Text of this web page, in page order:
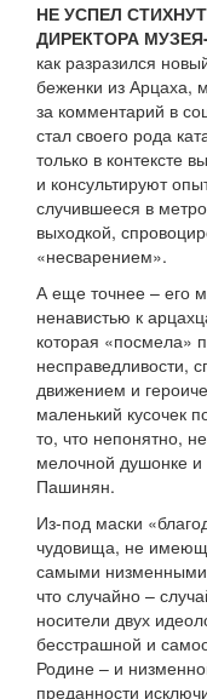
НЕ УСПЕЛ
ДИРЕКТОРА
как разразился
беженки из Арцаха,
за комментарий в
стал своего рода
только в контексте
и консультируют
случившееся в
выходкой,
«несварением».
А еще точнее – его
ненавистью к
которая «посмела»
несправедливости,
движением и
маленький кусочек
то, что непонятно,
мелочной душонке и
Пашинян.
Из-под маски
чудовища, не
самыми низменными
что случайно –
носители двух
бесстрашной и
Родине – и
преданности